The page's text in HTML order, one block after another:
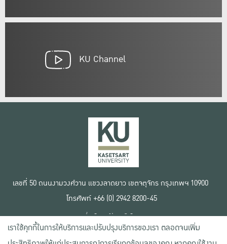
KU Channel
เลขที่ 50 ถนนงามวงศ์วาน แขวงลาดยาว เขตจตุจักร กรุงเทพฯ 10900
โทรศัพท์ +66 (0) 2942 8200-45
เงื่อนไขการใช้งานเว็บไซต์
ข้อตกลงด้านสิทธิ์ใช้งาน
นโยบายความเป็นส่วนตัว
เราใช้คุกกี้ในการให้บริการและปรับปรุงบริการของเรา ตลอดจนเพิ่ม